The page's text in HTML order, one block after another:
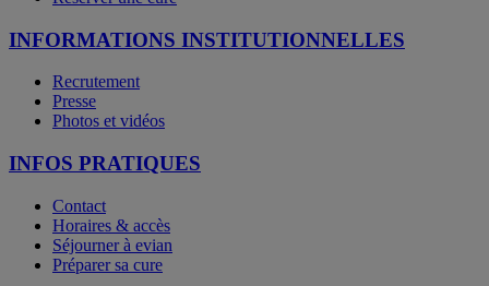
INFORMATIONS INSTITUTIONNELLES
Recrutement
Presse
Photos et vidéos
INFOS PRATIQUES
Contact
Horaires & accès
Séjourner à evian
Préparer sa cure